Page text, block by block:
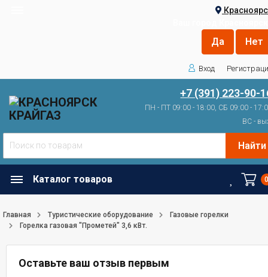
Вход
+7 (391) 223-90-
ПН - ПТ 09:00 - 18:00, СБ 09:00 -
ВС -
Найти
Каталог товаров
Главная Туристические оборудование
Газовые горелки
Горелка газовая "Прометей" 3,6 кВт.
Оставьте ваш отзыв первым